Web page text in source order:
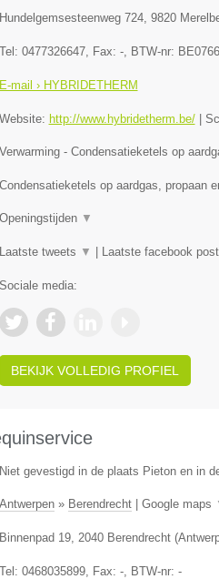
Hundelgemsesteenweg 724, 9820
Tel: 0477326647, Fax: -, BTW-nr:
E-mail › HYBRIDETHERM
Website: http://www.hybridetherm.be/|
Verwarming - Condensatieketels op
Condensatieketels op aardgas, propaan
Openingstijden ▼
Laatste tweets ▼ Laatste facebook
Sociale media:
BEKIJK VOLLEDIG PROFIEL
Niet gevestigd in de plaats Pieton en in
Antwerpen» Berendrecht| Google maps
Binnenpad 19, 2040 Berendrecht(
Tel: 0468035899, Fax: -, BTW-nr: -